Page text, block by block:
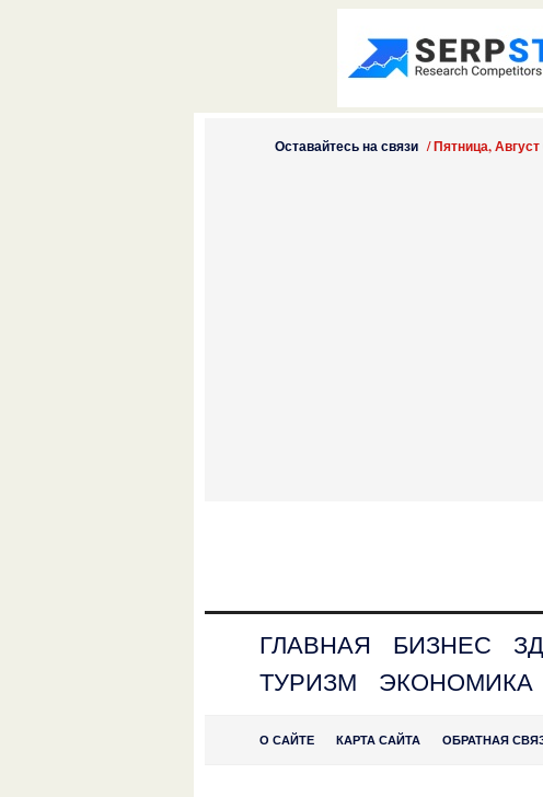
Оставайтесь на связи /Пятница, Август
ГЛАВНАЯ БИЗНЕС
ТУРИЗМ
ЭКОНОМИКА
О САЙТЕ КАРТА САЙТА ОБРАТНАЯ